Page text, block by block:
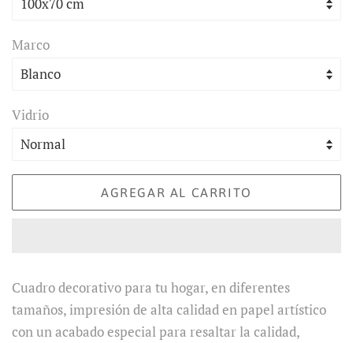
Marco
Vidrio
AGREGAR AL CARRITO
Cuadro decorativo para tu hogar, en diferentes
tamaños, impresión de alta calidad en papel artístico
con un acabado especial para resaltar la calidad,